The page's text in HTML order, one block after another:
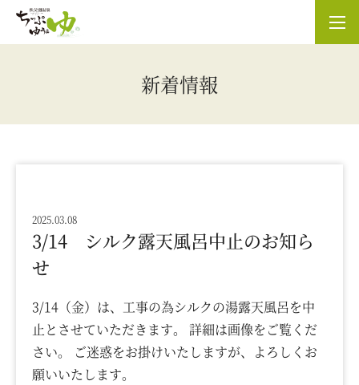
新着情報
2025.03.08
3/14 シルク露天風呂中止のお知ら
せ
3/14（金）は、工事の為シルクの湯露天風呂を中
止とさせていただきます。 詳細は画像をご覧くだ
さい。 ご迷惑をお掛けいたしますが、よろしくお
願いいたします。